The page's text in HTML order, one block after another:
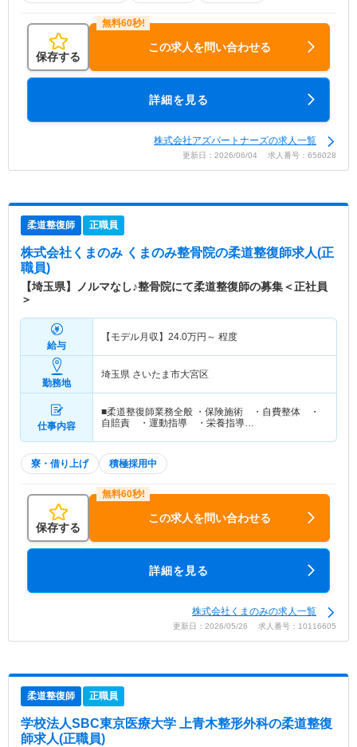
保存する
この求人を問い合わせる
詳細を見る
株式会社アズパートナーズの求人一覧
更新日：2026/06/04 求人番号：656028
柔道整復師 正職員
株式会社くまのみ くまのみ整骨院の柔道整復師求人(正
職員)
【埼玉県】ノルマなし♪整骨院にて柔道整復師の募集＜正社員
＞
給与
【モデル月収】 24.0万円～ 程度
勤務地
埼玉県 さいたま市大宮区
仕事内容
■柔道整復師業務全般 ・保険施術 ・自費整体 ・
自賠責 ・運動指導 ・栄養指導…
寮・借り上げ 積極採用中
保存する
この求人を問い合わせる
詳細を見る
株式会社くまのみの求人一覧
更新日：2026/05/26 求人番号：10116605
柔道整復師 正職員
学校法人SBC東京医療大学 上青木整形外科の柔道整復
師求人(正職員)